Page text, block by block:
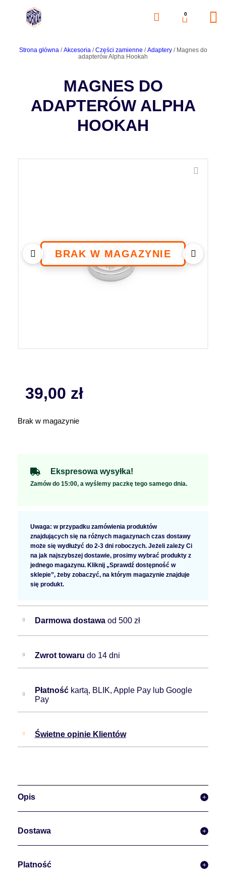
0
Strona główna/Akcesoria/Części zamienne /Adaptery/ Magnes do
adapterów Alpha Hookah
MAGNES DO
ADAPTERÓW ALPHA
HOOKAH
39,00 zł
Brak w magazynie
Ekspresowa wysyłka!
Zamów do 15:00, a wyślemy paczkę tego samego dnia.
Uwaga: w przypadku zamówienia produktów
znajdujących się na różnych magazynach czas dostawy
może się wydłużyć do 2-3 dni roboczych. Jeżeli zależy Ci
na jak najszybszej dostawie, prosimy wybrać produkty z
jednego magazynu. Kliknij „Sprawdź dostępność w
sklepie”, żeby zobaczyć, na którym magazynie znajduje
się produkt.
Darmowa dostawa od 500 zł
Zwrot towaru do 14 dni
Płatność kartą, BLIK, Apple Pay lub Google
Pay
Świetne opinie Klientów
Opis
Dostawa
Platność